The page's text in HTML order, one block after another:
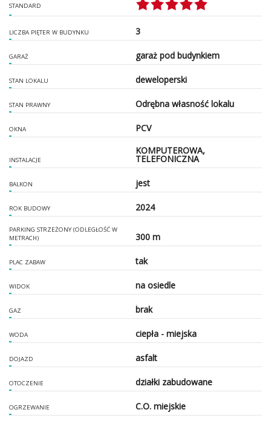
STANDARD
LICZBA PIĘTER W BUDYNKU 3
GARAŻ garaż pod budynkiem
STAN LOKALU deweloperski
STAN PRAWNY Odrębna własność lokalu
OKNA PCV
INSTALACJE
KOMPUTEROWA,
TELEFONICZNA
BALKON jest
ROK BUDOWY 2024
PARKING STRZEŻONY (ODLEGŁOŚĆ W
METRACH)
300 m
PLAC ZABAW tak
WIDOK na osiedle
GAZ brak
WODA ciepła - miejska
DOJAZD asfalt
OTOCZENIE działki zabudowane
OGRZEWANIE C.O. miejskie